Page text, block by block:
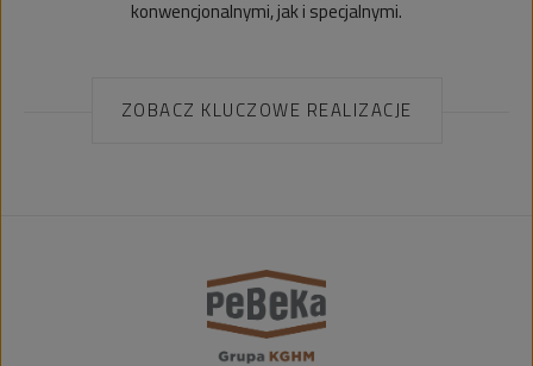
konwencjonalnymi, jak i specjalnymi.
ZOBACZ KLUCZOWE REALIZACJE